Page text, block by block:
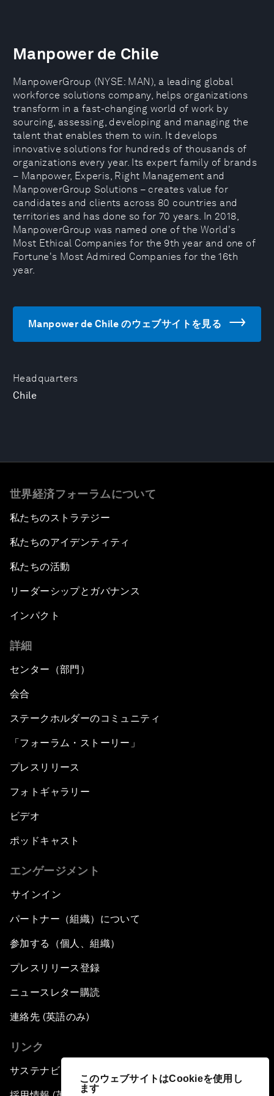
このウェブサイトはCookieを使用し
ます
Headquarters
Chile
Manpower de Chile
ManpowerGroup (NYSE: MAN), a leading global
workforce solutions company, helps organizations
transform in a fast-changing world of work by
sourcing, assessing, developing and managing the
talent that enables them to win. It develops
innovative solutions for hundreds of thousands of
organizations every year. Its expert family of brands
– Manpower, Experis, Right Management and
ManpowerGroup Solutions – creates value for
candidates and clients across 80 countries and
territories and has done so for 70 years. In 2018,
ManpowerGroup was named one of the World's
Most Ethical Companies for the 9th year and one of
Fortune's Most Admired Companies for the 16th
year.
Manpower de Chile のウェブサイトを見る
世界経済フォーラムについて
私たちのストラテジー
私たちのアイデンティティ
私たちの活動
リーダーシップとガバナンス
インパクト
詳細
センター（部門）
会合
ステークホルダーのコミュニティ
「フォーラム・ストーリー」
プレスリリース
フォトギャラリー
ビデオ
ポッドキャスト
エンゲージメント
サインイン
パートナー（組織）について
参加する（個人、組織）
プレスリリース登録
ニュースレター購読
連絡先 (英語のみ)
リンク
サステナビリティへの取り組み